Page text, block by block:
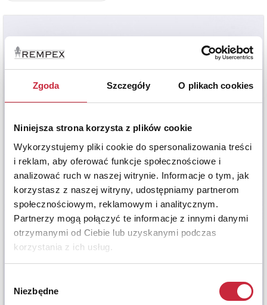
Zgoda Szczegóły O plikach cookies
Niniejsza strona korzysta z plików cookie
Wykorzystujemy pliki cookie do spersonalizowania treści
i reklam, aby oferować funkcje społecznościowe i
analizować ruch w naszej witrynie. Informacje o tym, jak
korzystasz z naszej witryny, udostępniamy partnerom
społecznościowym, reklamowym i analitycznym.
Partnerzy mogą połączyć te informacje z innymi danymi
otrzymanymi od Ciebie lub uzyskanymi podczas
korzystania z ich usług.
zgody
Niezbędne